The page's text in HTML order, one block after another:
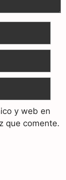
y web en
que comente.